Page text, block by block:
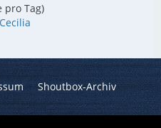
pro Tag)
Cecilia
Shoutbox-Archiv